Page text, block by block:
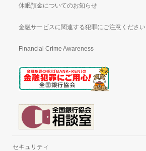
休眠預金についてのお知らせ
金融サービスに関連する犯罪にご注意ください
Financial Crime Awareness
セキュリティ